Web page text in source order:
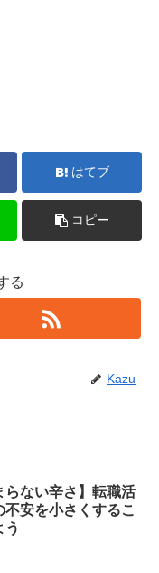
はてブ
コピー
る
Kazu
らない辛さ】転職活
安を小さくするこ
う